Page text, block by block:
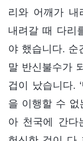
리와 어깨가 내
내려갈 때 다리
야 했습니다. 순
말 반신불수가
겁이 났습니다.
을 이행할 수
아 천국에 간다